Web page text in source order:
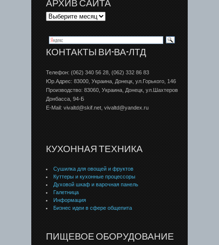
АРХИВ САЙТА
КОНТАКТЫ ВИ-ВА-ЛТД
Телефон: (062) 340 56 28, (062) 332 86 83
Юр.Адрес: 83000, Украина, Донецк, ул.Горького, 146
Производство: 83060, Украина, Донецк, ул.Шахтеров
Донбаcса, 94-Б
E-Mail: vivaltd@skif.net, vivaltd@yandex.ru
КУХОННАЯ ТЕХНИКА
Сушилка для овощей и фруктов
Куттеры и кухонные процессоры
Духовой шкаф и варочная панель
Галетница
Информация
Бизнес идеи в сфере общепита
ПИЩЕВОЕ ОБОРУДОВАНИЕ